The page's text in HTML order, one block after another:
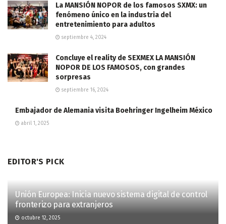
La MANSIÓN NOPOR de los famosos SXMX: un
fenómeno único en la industria del
entretenimiento para adultos
septiembre 4, 2024
Concluye el reality de SEXMEX LA MANSIÓN
NOPOR DE LOS FAMOSOS, con grandes
sorpresas
septiembre 16, 2024
Embajador de Alemania visita Boehringer Ingelheim México
abril 1, 2025
EDITOR'S PICK
Unión Europea: Inicia nuevo sistema digital de control
fronterizo para extranjeros
octubre 12, 2025